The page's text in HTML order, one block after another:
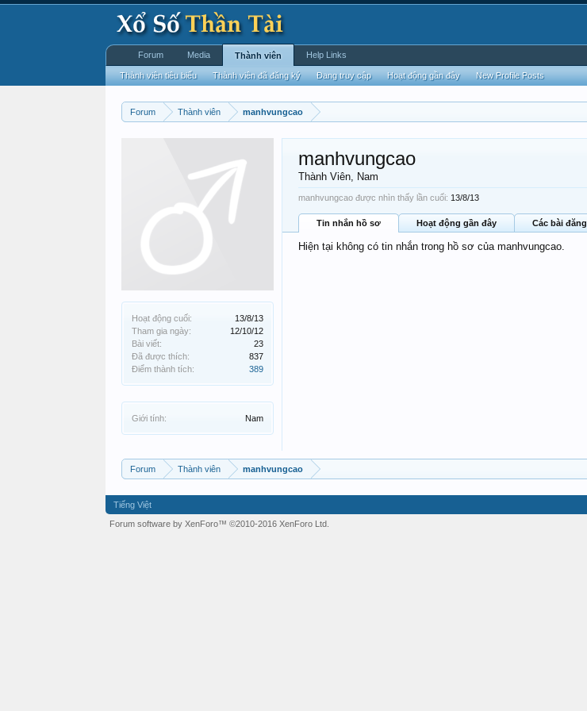
Forum Thành viên manhvungcao
Hoạt động cuối:
13/8/13
Tham gia ngày:
12/10/12
Bài viết:
23
Đã được thích:
837
Điểm thành tích:
389
Giới tính: Nam
manhvungcao
Thành Viên, Nam
manhvungcao được nhìn thấy lần cuối: 13/8/13
Tin nhắn hồ sơ Hoạt động gần đây Các bài đăng
Hiện tại không có tin nhắn trong hồ sơ của manhvungcao.
Forum Thành viên manhvungcao
Forum Media Thành viên
Thành viên tiêu biểu Thành viên đã đăng ký Đang truy cập Hoạt động gần đây New Profile Posts
Help Links
Tiếng Việt
Forum software by XenForo™ ©2010-2016 XenForo Ltd.